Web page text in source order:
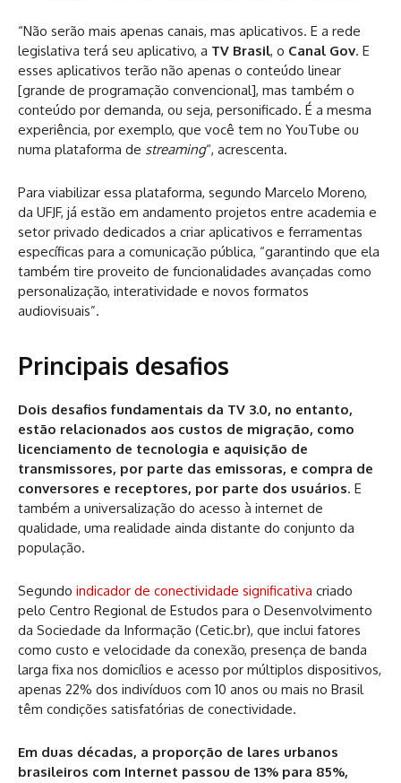
“Não serão mais apenas canais, mas aplicativos. E a rede
legislativa terá seu aplicativo, a TV Brasil, o Canal Gov. E
esses aplicativos terão não apenas o conteúdo linear
[grande de programação convencional], mas também o
conteúdo por demanda, ou seja, personificado. É a mesma
experiência, por exemplo, que você tem no YouTube ou
numa plataforma de streaming“, acrescenta.
Para viabilizar essa plataforma, segundo Marcelo Moreno,
da UFJF, já estão em andamento projetos entre academia e
setor privado dedicados a criar aplicativos e ferramentas
específicas para a comunicação pública, “garantindo que ela
também tire proveito de funcionalidades avançadas como
personalização, interatividade e novos formatos
audiovisuais”.
Principais desafios
Dois desafios fundamentais da TV 3.0, no entanto,
estão relacionados aos custos de migração, como
licenciamento de tecnologia e aquisição de
transmissores, por parte das emissoras, e compra de
conversores e receptores, por parte dos usuários. E
também a universalização do acesso à internet de
qualidade, uma realidade ainda distante do conjunto da
população.
Segundo indicador de conectividade significativa criado
pelo Centro Regional de Estudos para o Desenvolvimento
da Sociedade da Informação (Cetic.br), que inclui fatores
como custo e velocidade da conexão, presença de banda
larga fixa nos domicílios e acesso por múltiplos dispositivos,
apenas 22% dos indivíduos com 10 anos ou mais no Brasil
têm condições satisfatórias de conectividade.
Em duas décadas, a proporção de lares urbanos
brasileiros com Internet passou de 13% para 85%,